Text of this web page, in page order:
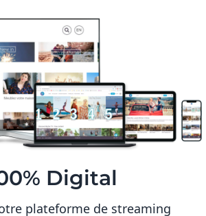
Digital
plateforme de streaming